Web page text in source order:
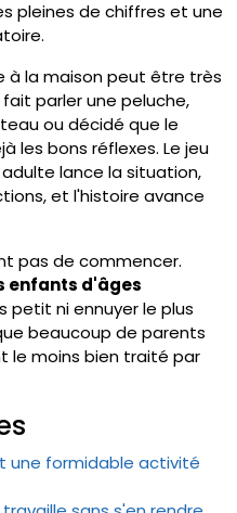
pleines de chiffres et une
à la maison peut être très
parler une peluche,
ou décidé que le
les bons réflexes. Le jeu
lance la situation,
et l'histoire avance
pas de commencer.
enfants d'âges
petit ni ennuyer le plus
beaucoup de parents
le moins bien traité par
une formidable activité